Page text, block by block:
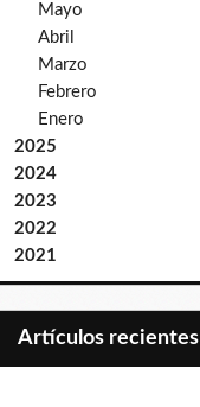
Mayo
Abril
Marzo
Febrero
Enero
2025
2024
2023
2022
2021
Artículos recientes